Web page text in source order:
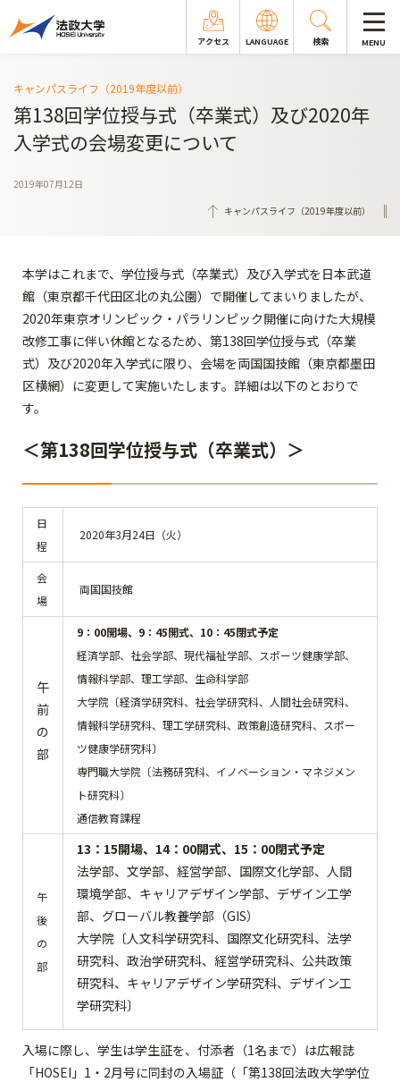
アクセス LANGUAGE 検索 MENU
キャンパスライフ（2019年度以前）
第138回学位授与式（卒業式）及び2020年
入学式の会場変更について
2019年07月12日
キャンパスライフ（2019年度以前）
本学はこれまで、学位授与式（卒業式）及び入学式を日本武道
館（東京都千代田区北の丸公園）で開催してまいりましたが、
2020年東京オリンピック・パラリンピック開催に向けた大規模
改修工事に伴い休館となるため、第138回学位授与式（卒業
式）及び2020年入学式に限り、会場を両国国技館（東京都墨田
区横網）に変更して実施いたします。詳細は以下のとおりで
す。
＜第138回学位授与式（卒業式）＞
日
程
2020年3月24日（火）
会
場
両国国技館
午
前
の
部
9：00開場、9：45開式、10：45閉式予定
経済学部、社会学部、現代福祉学部、スポーツ健康学部、
情報科学部、理工学部、生命科学部
大学院〔経済学研究科、社会学研究科、人間社会研究科、
情報科学研究科、理工学研究科、政策創造研究科、スポー
ツ健康学研究科〕
専門職大学院〔法務研究科、イノベーション・マネジメン
ト研究科〕
通信教育課程
午
後
の
部
13：15開場、14：00開式、15：00閉式予定
法学部、文学部、経営学部、国際文化学部、人間
環境学部、キャリアデザイン学部、デザイン工学
部、グローバル教養学部（GIS）
大学院〔人文科学研究科、国際文化研究科、法学
研究科、政治学研究科、経営学研究科、公共政策
研究科、キャリアデザイン学研究科、デザイン工
学研究科〕
入場に際し、学生は学生証を、付添者（1名まで）は広報誌
「HOSEI」1・2月号に同封の入場証（「第138回法政大学学位